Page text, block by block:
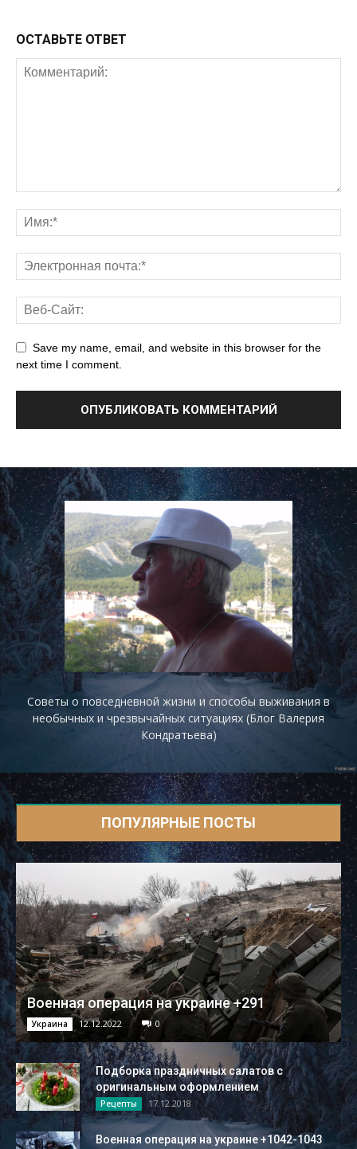
ОСТАВЬТЕ ОТВЕТ
Save my name, email, and website in this browser for the
next time I comment.
Советы о повседневной жизни и способы выживания в
необычных и чрезвычайных ситуациях (Блог Валерия
Кондратьева)
ПОПУЛЯРНЫЕ ПОСТЫ
Военная операция на украине +291
Украина 12.12.2022 0
Подборка праздничных салатов с
оригинальным оформлением
Рецепты 17.12.2018
Военная операция на украине +1042-1043